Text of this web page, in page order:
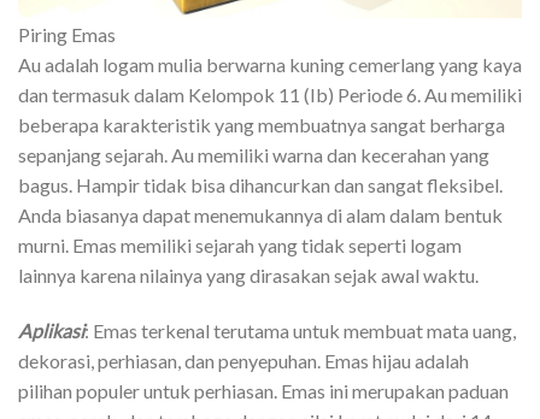
Piring Emas
Au adalah logam mulia berwarna kuning cemerlang yang kaya
dan termasuk dalam Kelompok 11 (Ib) Periode 6. Au memiliki
beberapa karakteristik yang membuatnya sangat berharga
sepanjang sejarah. Au memiliki warna dan kecerahan yang
bagus. Hampir tidak bisa dihancurkan dan sangat fleksibel.
Anda biasanya dapat menemukannya di alam dalam bentuk
murni. Emas memiliki sejarah yang tidak seperti logam
lainnya karena nilainya yang dirasakan sejak awal waktu.
Aplikasi: Emas terkenal terutama untuk membuat mata uang,
dekorasi, perhiasan, dan penyepuhan. Emas hijau adalah
pilihan populer untuk perhiasan. Emas ini merupakan paduan